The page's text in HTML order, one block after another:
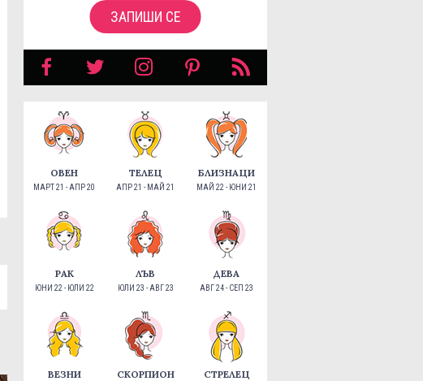
ЗАПИШИ СЕ
ОВЕН
МАРТ 21 - АПР 20
ТЕЛЕЦ
АПР 21 - МАЙ 21
БЛИЗНАЦИ
МАЙ 22 - ЮНИ 21
РАК
ЮНИ 22 - ЮЛИ 22
ЛЪВ
ЮЛИ 23 - АВГ 23
ДЕВА
АВГ 24 - СЕП 23
ВЕЗНИ СКОРПИОН СТРЕЛЕЦ